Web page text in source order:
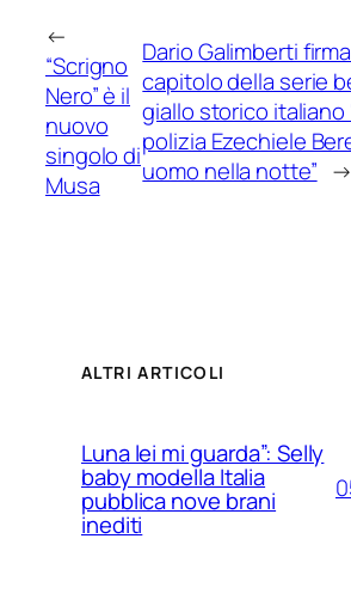
←
“Scrigno
Nero” è il
nuovo
singolo di
Musa
Dario Galimberti
capitolo della serie
giallo storico italiano
polizia Ezechiele
uomo nella notte” →
ALTRI ARTICOLI
Luna lei mi guarda”: Selly
baby modella Italia
pubblica nove brani
inediti